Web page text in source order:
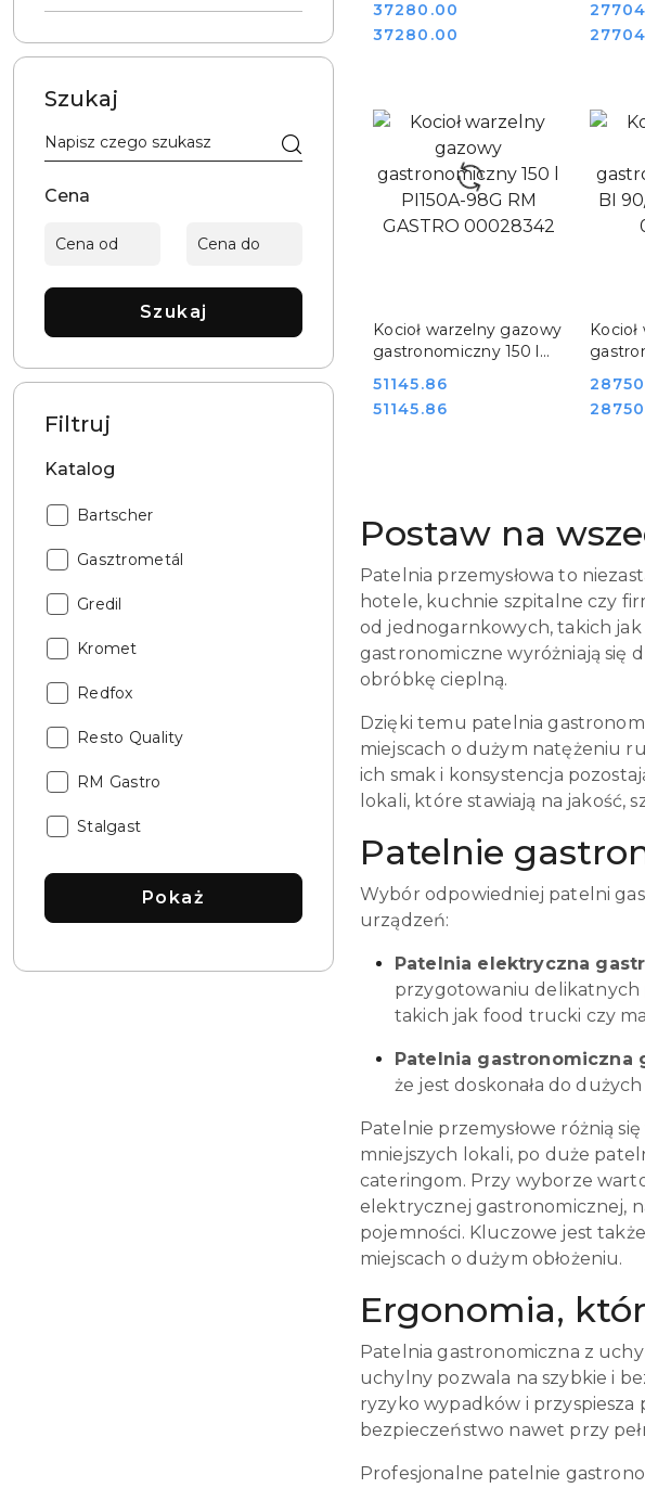
Szukaj
Cena
Szukaj
Filtruj
Katalog
Katalog:
Bartscher
Katalog:
Gasztrometál
Katalog:
Gredil
Katalog:
Kromet
Katalog:
Redfox
Katalog:
Resto Quality
Katalog:
RM Gastro
Katalog:
Stalgast
Pokaż
BIA150-98G RM
GASTRO 00008748
Cena:
37280.00
Cena:
37280.00
Cena:
Cena:
Kocioł warzelny gazowy
gastronomiczny 150 l
GASTRO 00028342
Cena:
51145.86
Cena:
51145.86
DO KOSZYKA
Cena:
Cena:
Postaw na
Patelnia przemysłowa to
hotele, kuchnie szpitalne czy
od jednogarnkowych, takich jak
gastronomiczne wyróżniają się
obróbkę cieplną.
Dzięki temu patelnia
miejscach o dużym natężeniu
ich smak i konsystencja
lokali, które stawiają na jakość,
Patelnie
Wybór odpowiedniej patelni
urządzeń:
Patelnia elektryczna
przygotowaniu delikatnych
takich jak food trucki czy
Patelnia gastronomiczna
że jest doskonała do
Patelnie przemysłowe różnią
mniejszych lokali, po duże
cateringom. Przy wyborze
elektrycznej gastronomicznej,
pojemności. Kluczowe jest
miejscach o dużym obłożeniu.
Ergonomia,
Patelnia gastronomiczna z
uchylny pozwala na szybkie i
ryzyko wypadków i
bezpieczeństwo nawet przy
Profesjonalne patelnie